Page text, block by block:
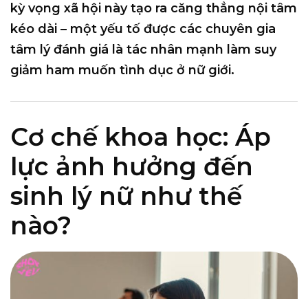
kỳ vọng xã hội này tạo ra căng thẳng nội tâm
kéo dài – một yếu tố được các chuyên gia
tâm lý đánh giá là tác nhân mạnh làm suy
giảm ham muốn tình dục ở nữ giới.
Cơ chế khoa học: Áp
lực ảnh hưởng đến
sinh lý nữ như thế
nào?